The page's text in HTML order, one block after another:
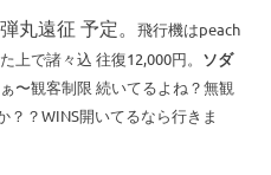
丸遠征 予定。 飛行機はpeach
上で諸々込 往復12,000円。 ソダ
〜観客制限 続いてるよね？無観
？？WINS開いてるなら行きま